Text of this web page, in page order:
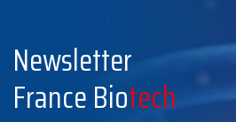
Newsletter
France Biotech